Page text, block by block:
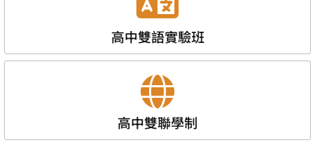
高中雙語實驗班
高中雙聯學制